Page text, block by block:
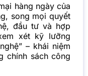
hàng ngày của
song mọi quyết
đầu tư và hợp
xét kỹ lưỡng
– khái niệm
chính sách công